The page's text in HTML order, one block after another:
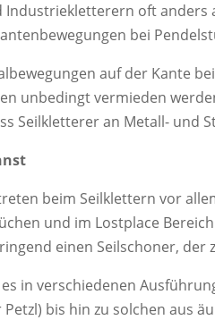
Industriekletterern oft anders
bei
auf der Kante
unbedingt vermieden
Seilkletterer an Metall- und
beim Seilklettern vor
und im Lostplace
einen Seilschoner,
in verschiedenen
bis hin zu solchen aus